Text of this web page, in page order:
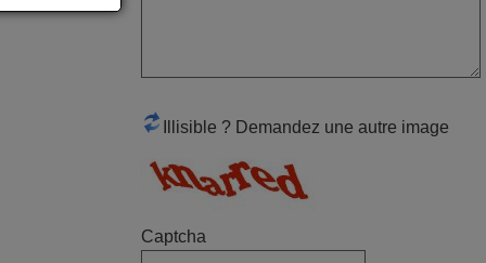
l'insertion des 2 piles fournies.
Illisible ? Demandez une autre image
Captcha